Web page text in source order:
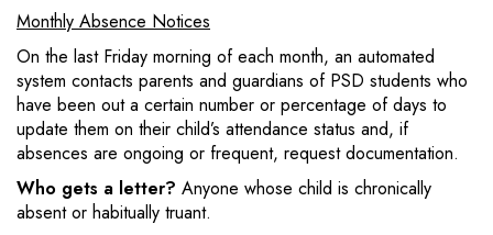
Monthly Absence Notices
On the last Friday morning of each month, an automated
system contacts parents and guardians of PSD students who
have been out a certain number or percentage of days to
update them on their child’s attendance status and, if
absences are ongoing or frequent, request documentation.
Who gets a letter? Anyone whose child is chronically
absent or habitually truant.